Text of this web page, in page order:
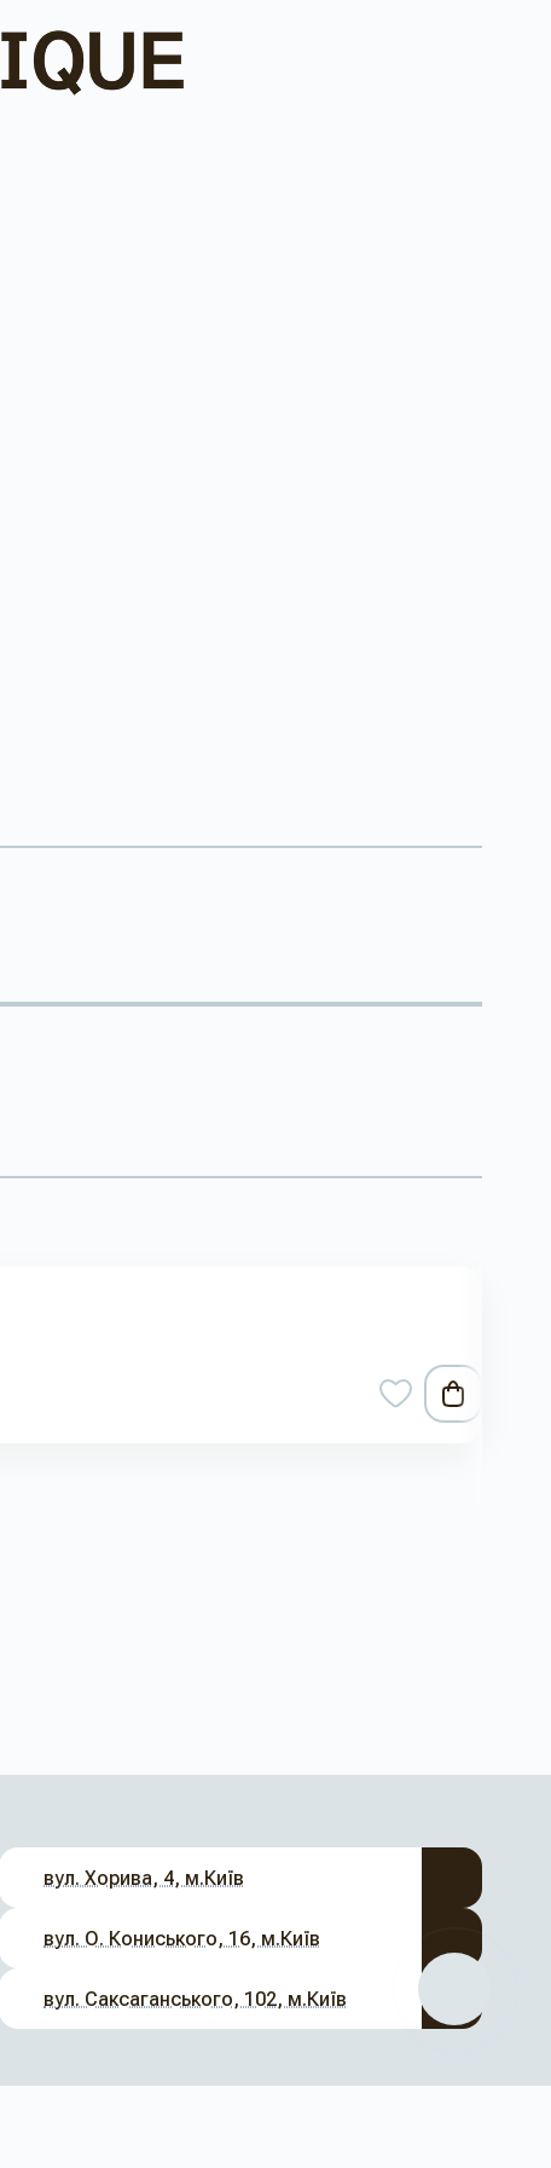
вул. Хорива, 4, м.Київ
вул. О. Кониського, 16, м.Київ
вул. Саксаганського, 102, м.Київ